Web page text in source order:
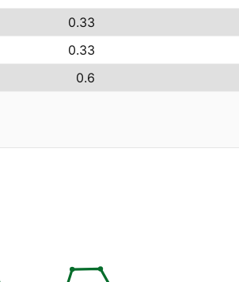
0.33
0.33
0.6